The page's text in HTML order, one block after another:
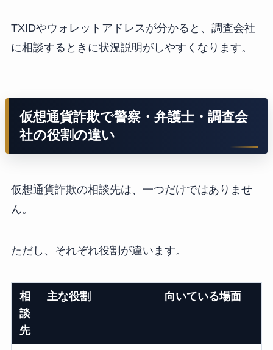
TXIDやウォレットアドレスが分かると、調査会社
に相談するときに状況説明がしやすくなります。
仮想通貨詐欺で警察・弁護士・調査会
社の役割の違い
仮想通貨詐欺の相談先は、一つだけではありませ
ん。
ただし、それぞれ役割が違います。
相
談
先
主な役割 向いている場面